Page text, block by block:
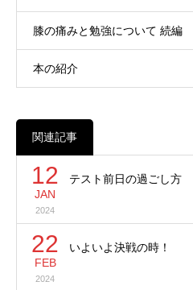
膝の痛みと勉強について 続編
本の紹介
関連記事
12
JAN
2024
テスト前日の過ごし方
22
FEB
2024
いよいよ決戦の時！